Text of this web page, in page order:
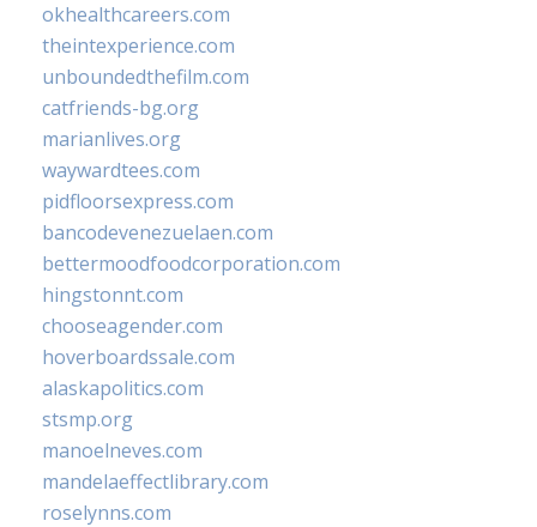
okhealthcareers.com
theintexperience.com
unboundedthefilm.com
catfriends-bg.org
marianlives.org
waywardtees.com
pidfloorsexpress.com
bancodevenezuelaen.com
bettermoodfoodcorporation.com
hingstonnt.com
chooseagender.com
hoverboardssale.com
alaskapolitics.com
stsmp.org
manoelneves.com
mandelaeffectlibrary.com
roselynns.com